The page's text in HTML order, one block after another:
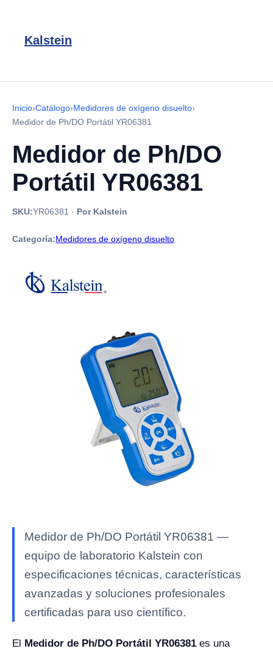
Kalstein
Inicio›Catálogo›Medidores de oxígeno disuelto›
Medidor de Ph/DO Portátil YR06381
Medidor de Ph/DO
Portátil YR06381
SKU:YR06381 · Por Kalstein
Categoría:Medidores de oxígeno disuelto
Medidor de Ph/DO Portátil YR06381 —
equipo de laboratorio Kalstein con
especificaciones técnicas, características
avanzadas y soluciones profesionales
certificadas para uso científico.
El Medidor de Ph/DO Portátil YR06381 es una